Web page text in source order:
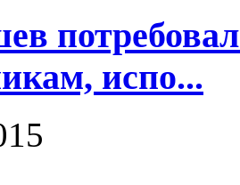
испо...